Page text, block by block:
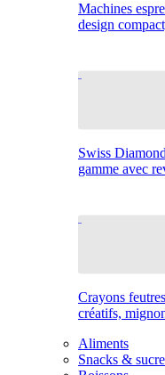
Machines
design
Swiss
gamme avec
Crayons
créatifs,
Aliments
Snacks &